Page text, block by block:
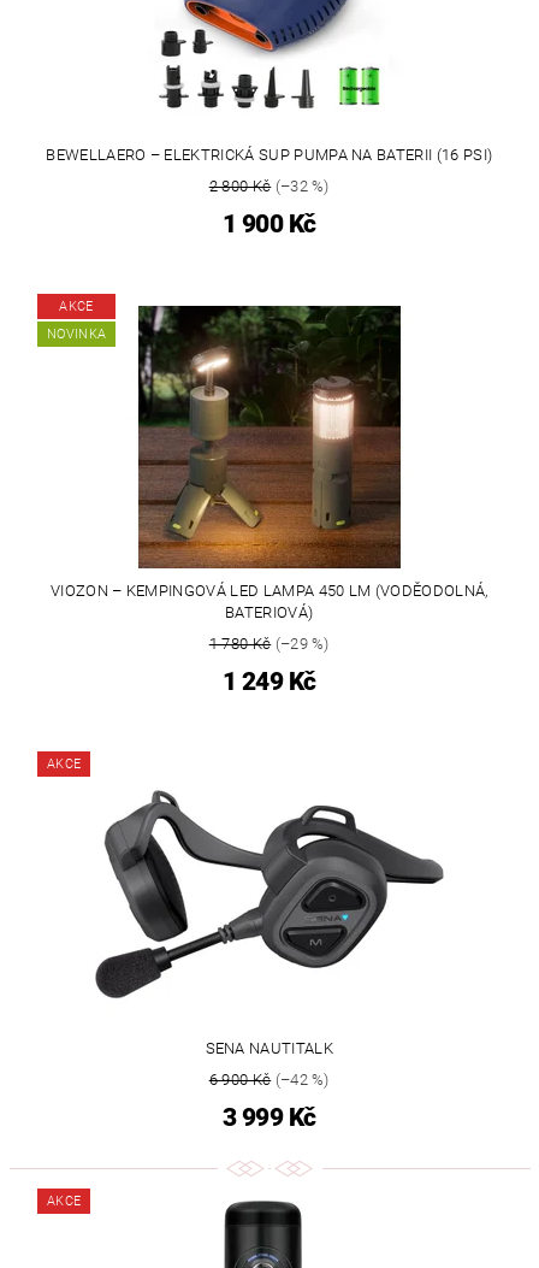
BEWELLAERO – ELEKTRICKÁ SUP PUMPA NA BATERII (16 PSI)
2 800 Kč(–32 %)
1 900 Kč
AKCE
NOVINKA
VIOZON – KEMPINGOVÁ LED LAMPA 450 LM (VODĚODOLNÁ,
BATERIOVÁ)
1 780 Kč(–29 %)
1 249 Kč
AKCE
SENA NAUTITALK
6 900 Kč(–42 %)
3 999 Kč
AKCE